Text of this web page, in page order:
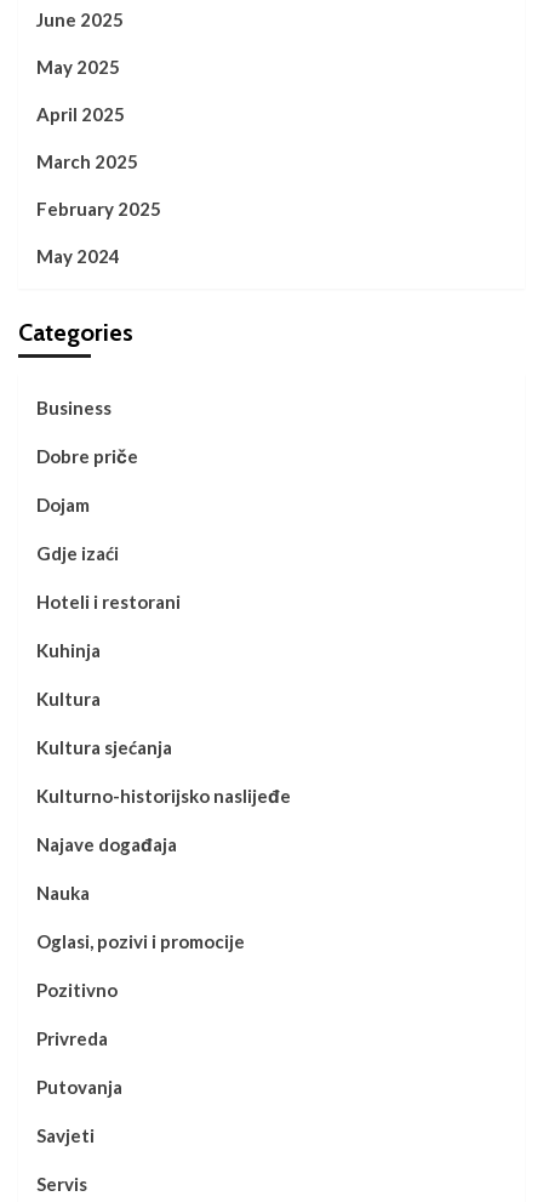
June 2025
May 2025
April 2025
March 2025
February 2025
May 2024
Categories
Business
Dobre priče
Dojam
Gdje izaći
Hoteli i restorani
Kuhinja
Kultura
Kultura sjećanja
Kulturno-historijsko naslijeđe
Najave događaja
Nauka
Oglasi, pozivi i promocije
Pozitivno
Privreda
Putovanja
Savjeti
Servis